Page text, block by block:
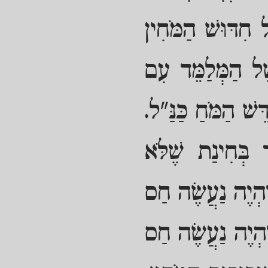
חִדּוּשׁ הַמֹּחִין
הַמְּלַמֵּד עִם
הַמֹּחַ כַּנַּ"ל.
בְּחִינַת שֶׁלֹּא
נַעֲשֶׂה חַס
נַעֲשֶׂה חַס